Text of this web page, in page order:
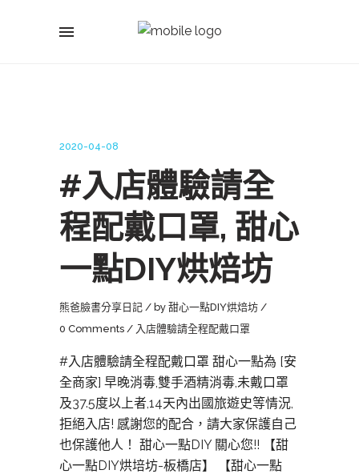
2020-04-08
#入店體驗請全
程配戴口罩, 甜心
一點DIY烘焙坊
熊爸臉書分享日記 by 甜心一點DIY烘焙坊
0 Comments
入店體驗請全程配戴口罩
#入店體驗請全程配戴口罩 甜心一點為 [安
全商家] 早晚消毒,雙手酒精消毒,未戴口罩
及37.5度以上者,14天內出國旅遊史等情況,
拒絕入店! 感謝您的配合，請大家保護自己
也保護他人！ 甜心一點DIY 關心您!! 【甜
心一點DIY烘培坊-板橋店】 【甜心一點